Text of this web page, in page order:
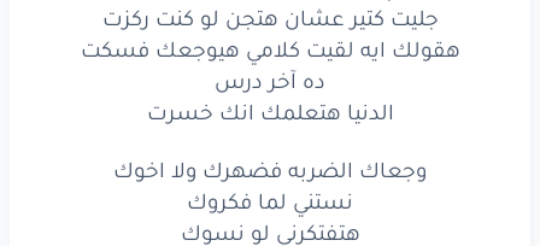
هقولكايهلقيتكلاميهيوجعكفسكت
ده آخردرس
الدنياهتعلمكانكخسرت
وجعاكالضربه فضهرك ولااخوك
نستنيلما فكروك
جليت كتير عشان هتجن لو كنت ركزت
هقولك ايه لقيت كلامي هيوجعك فسكت
ده آخر درس
الدنيا هتعلمك انك خسرت
وجعاك الضربه فضهرك ولا اخوك
نستني لما فكروك
هتفتكرني لو نسوك